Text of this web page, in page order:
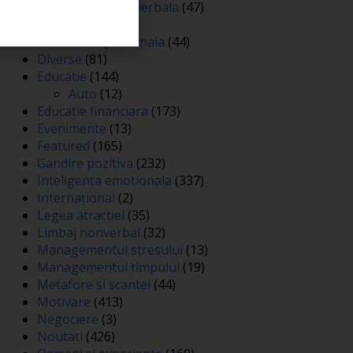
Comunicare nonverbala (47)
Dezvoltare personala (44)
Diverse (81)
Educatie (144)
Auto (12)
Educatie financiara (173)
Evenimente (13)
Featured (165)
Gandire pozitiva (232)
Inteligenta emotionala (337)
Internațional (2)
Legea atractiei (35)
Limbaj nonverbal (32)
Managementul stresului (13)
Managementul timpului (19)
Metafore si scantei (44)
Motivare (413)
Negociere (3)
Noutati (426)